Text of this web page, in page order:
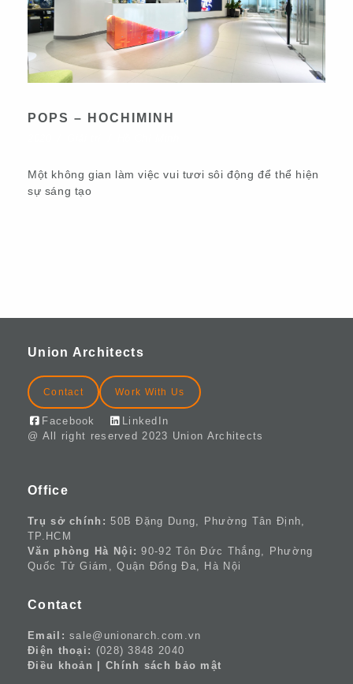
POPS – HOCHIMINH
Một không gian làm việc vui tươi sôi động để thể hiện
sự sáng tạo
Union Architects
Contact Work With Us
Facebook
LinkedIn
@ All right reserved 2023 Union Architects
Office
Trụ sở chính: 50B Đặng Dung, Phường Tân Định,
TP.HCM
Văn phòng Hà Nội: 90-92 Tôn Đức Thắng, Phường
Quốc Tử Giám, Quận Đống Đa, Hà Nội
Contact
Email: sale@unionarch.com.vn
Điện thoại: (028) 3848 2040
Điều khoản
Chính sách bảo mật